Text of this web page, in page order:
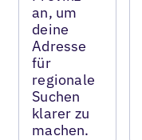
an, um
deine
Adresse
für
regionale
Suchen
klarer zu
machen.